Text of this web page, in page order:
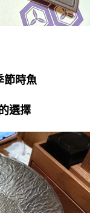
節時魚
選擇